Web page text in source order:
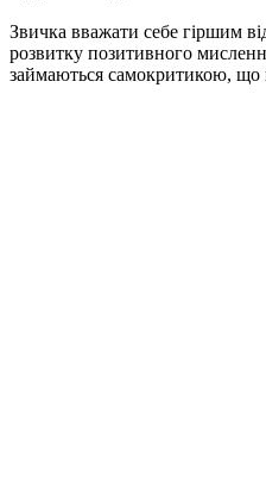
Звичка вважати себе гіршим
розвитку позитивного
займаються самокритикою, що